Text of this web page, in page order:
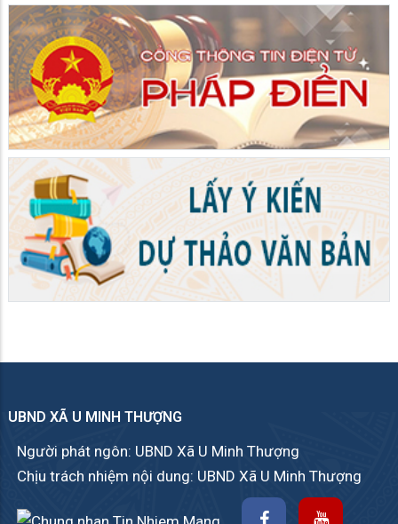
UBND XÃ U MINH THƯỢNG
Người phát ngôn: UBND Xã U Minh Thượng
Chịu trách nhiệm nội dung: UBND Xã U Minh Thượng